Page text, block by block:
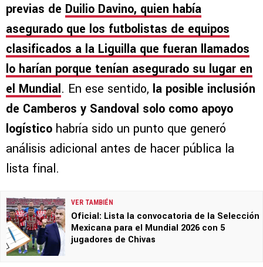
previas de Duilio Davino, quien había
asegurado que los futbolistas de equipos
clasificados a la Liguilla que fueran llamados
lo harían porque tenían asegurado su lugar en
el Mundial. En ese sentido, la posible inclusión
de Camberos y Sandoval solo como apoyo
logístico habría sido un punto que generó
análisis adicional antes de hacer pública la
lista final.
VER TAMBIÉN
Oficial: Lista la convocatoria de la Selección
Mexicana para el Mundial 2026 con 5
jugadores de Chivas